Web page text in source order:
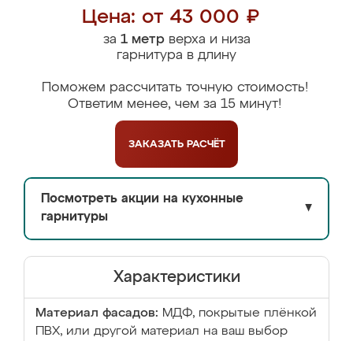
Цена: от 43 000 ₽
за 1 метрверха и низа
гарнитура в длину
Поможем рассчитать точную стоимость!
Ответим менее, чем за 15 минут!
ЗАКАЗАТЬ РАСЧЁТ
Посмотреть акции на кухонные
гарнитуры
▼
Характеристики
Материал фасадов: МДФ, покрытые плёнкой
ПВХ, или другой материал на ваш выбор